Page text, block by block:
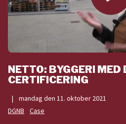
NETTO: BYGGERI MED
CERTIFICERING
|
mandag den 11. oktober 2021
DGNB
Case